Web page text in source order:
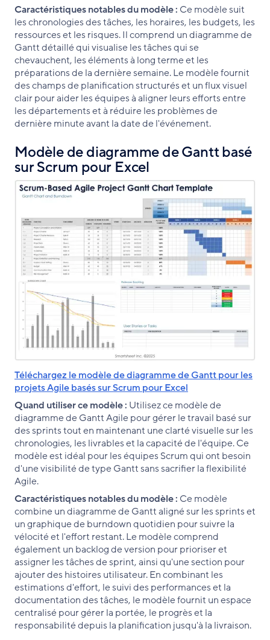
Caractéristiques notables du modèle : Ce modèle suit
les chronologies des tâches, les horaires, les budgets, les
ressources et les risques. Il comprend un diagramme de
Gantt détaillé qui visualise les tâches qui se
chevauchent, les éléments à long terme et les
préparations de la dernière semaine. Le modèle fournit
des champs de planification structurés et un flux visuel
clair pour aider les équipes à aligner leurs efforts entre
les départements et à réduire les problèmes de
dernière minute avant la date de l'événement.
Modèle de diagramme de Gantt basé
sur Scrum pour Excel
Téléchargez le modèle de diagramme de Gantt pour les
projets Agile basés sur Scrum pour Excel
Quand utiliser ce modèle : Utilisez ce modèle de
diagramme de Gantt Agile pour gérer le travail basé sur
des sprints tout en maintenant une clarté visuelle sur les
chronologies, les livrables et la capacité de l'équipe. Ce
modèle est idéal pour les équipes Scrum qui ont besoin
d'une visibilité de type Gantt sans sacrifier la flexibilité
Agile.
Caractéristiques notables du modèle : Ce modèle
combine un diagramme de Gantt aligné sur les sprints et
un graphique de burndown quotidien pour suivre la
vélocité et l'effort restant. Le modèle comprend
également un backlog de version pour prioriser et
assigner les tâches de sprint, ainsi qu'une section pour
ajouter des histoires utilisateur. En combinant les
estimations d'effort, le suivi des performances et la
documentation des tâches, le modèle fournit un espace
centralisé pour gérer la portée, le progrès et la
responsabilité depuis la planification jusqu'à la livraison.